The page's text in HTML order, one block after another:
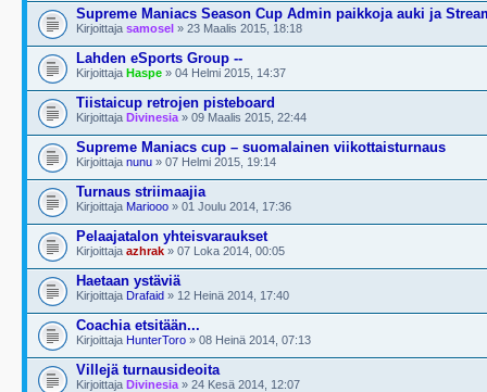
Supreme Maniacs Season Cup Admin paikkoja auki ja
Kirjoittaja samosel » 23 Maalis 2015, 18:18
Lahden eSports Group --
Kirjoittaja Haspe » 04 Helmi 2015, 14:37
Tiistaicup retrojen pisteboard
Kirjoittaja Divinesia » 09 Maalis 2015, 22:44
Supreme Maniacs cup – suomalainen viikottaisturnaus
Kirjoittaja nunu » 07 Helmi 2015, 19:14
Turnaus striimaajia
Kirjoittaja Mariooo » 01 Joulu 2014, 17:36
Pelaajatalon yhteisvaraukset
Kirjoittaja azhrak » 07 Loka 2014, 00:05
Haetaan ystäviä
Kirjoittaja Drafaid » 12 Heinä 2014, 17:40
Coachia etsitään...
Kirjoittaja HunterToro » 08 Heinä 2014, 07:13
Villejä turnausideoita
Kirjoittaja Divinesia » 24 Kesä 2014, 12:07